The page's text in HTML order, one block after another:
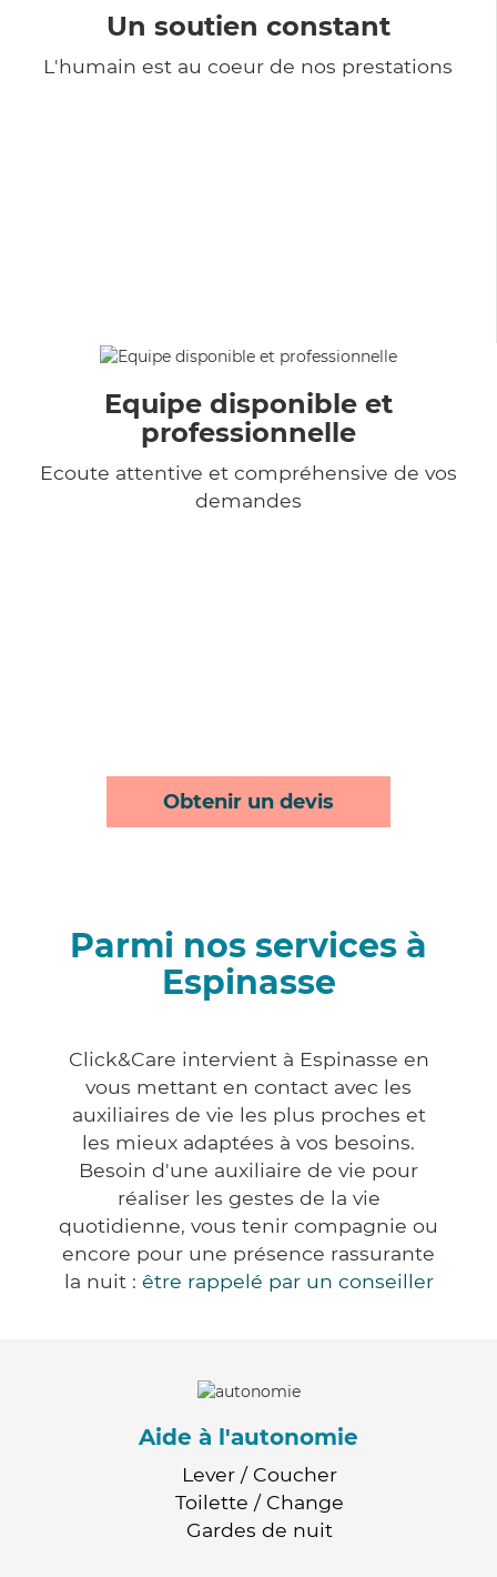
Un soutien constant
L'humain est au coeur de nos prestations
Equipe disponible et
professionnelle
Ecoute attentive et compréhensive de vos
demandes
Obtenir un devis
Parmi nos services à
Espinasse
Click&Care intervient à Espinasse en
vous mettant en contact avec les
auxiliaires de vie les plus proches et
les mieux adaptées à vos besoins.
Besoin d'une auxiliaire de vie pour
réaliser les gestes de la vie
quotidienne, vous tenir compagnie ou
encore pour une présence rassurante
la nuit : être rappelé par un conseiller
Aide à l'autonomie
Lever / Coucher
Toilette / Change
Gardes de nuit